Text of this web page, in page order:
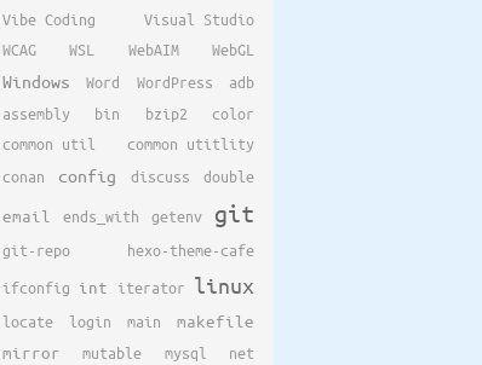
Vibe Coding
Visual Studio
WCAG
WSL WebAIM WebGL
Windows Word WordPress
adb
assembly
bin bzip2
color
common util
common utitlity
conan
config discuss
double
email
ends_with getenv git
git-repo
hexo-theme-cafe
ifconfig int iterator linux
locate login main
makefile
mirror
mutable mysql
net